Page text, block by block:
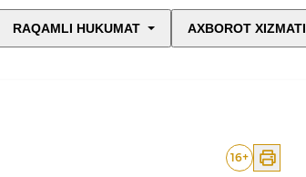
RAQAMLI HUKUMAT AXBOROT XIZMATI
16+